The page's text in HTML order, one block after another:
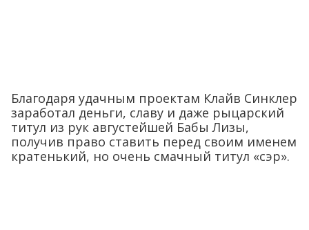
Благодаря удачным проектам Клайв Синклер
заработал деньги, славу и даже рыцарский
титул из рук августейшей Бабы Лизы,
получив право ставить перед своим именем
кратенький, но очень смачный титул «сэр».